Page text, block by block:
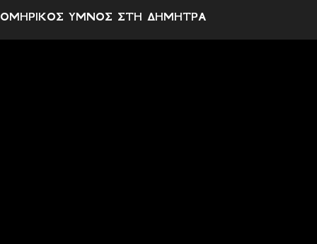
ΟΜΗΡΙΚΟΣ ΥΜΝΟΣ ΣΤΗ ΔΗΜΗΤΡΑ